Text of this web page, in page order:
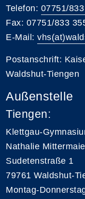
Telefon: 07751/
Fax: 07751/833
E-Mail:
Postanschrift:
Waldshut-Tiengen
Außenstelle
Tiengen:
Klettgau-
Nathalie
Sudetenstraße 1
79761 Waldshut-
Montag-